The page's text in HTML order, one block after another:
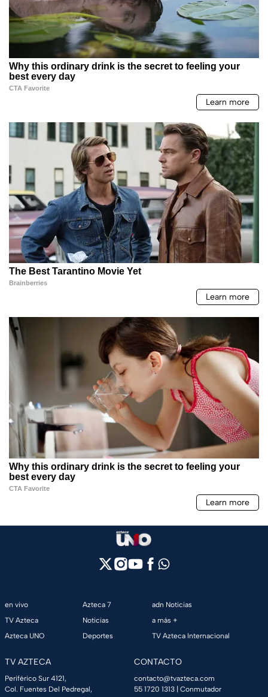
en vivo
TV Azteca
Azteca UNO
Azteca 7
Noticias
Deportes
adn Noticias
a más +
TV Azteca Internacional
TV AZTECA
Periférico Sur 4121,
Col. Fuentes Del Pedregal,
CONTACTO
contacto@tvazteca.com
55 1720 1313 | Conmutador